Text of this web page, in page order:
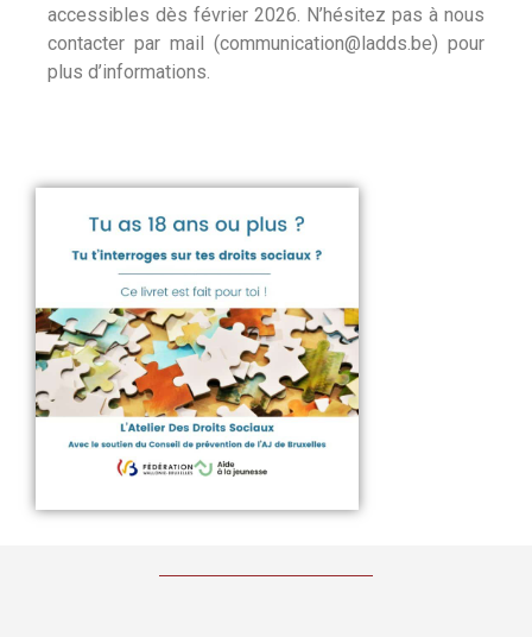
accessibles dès février 2026. N’hésitez pas à nous
contacter par mail (communication@ladds.be) pour
plus d’informations.